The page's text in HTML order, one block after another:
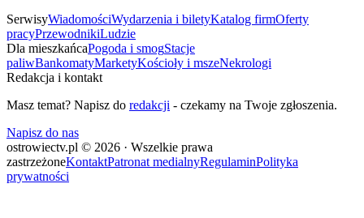
SerwisyWiadomościWydarzenia i biletyKatalog firmOferty
pracyPrzewodnikiLudzie
Dla mieszkańcaPogoda i smogStacje
paliwBankomatyMarketyKościoły i mszeNekrologi
Redakcja i kontakt
Masz temat? Napisz do redakcji - czekamy na Twoje zgłoszenia.
Napisz do nas
ostrowiectv.pl © 2026 · Wszelkie prawa
zastrzeżoneKontaktPatronat medialnyRegulaminPolityka
prywatności